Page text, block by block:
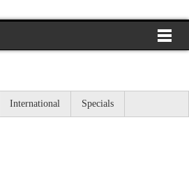
International Specials